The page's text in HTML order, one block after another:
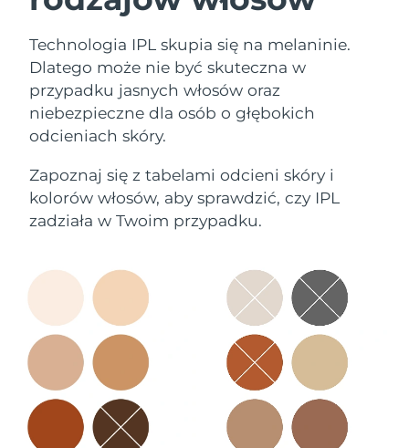
Technologia IPL skupia się na melaninie.
Dlatego może nie być skuteczna w
przypadku jasnych włosów oraz
niebezpieczne dla osób o głębokich
odcieniach skóry.
Zapoznaj się z tabelami odcieni skóry i
kolorów włosów, aby sprawdzić, czy IPL
zadziała w Twoim przypadku.